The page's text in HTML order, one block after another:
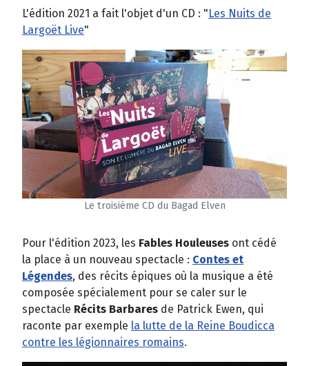
L'édition 2021 a fait l'objet d'un CD : "Les Nuits de
Largoët Live"
Le troisième CD du Bagad Elven
Pour l'édition 2023, les Fables Houleuses ont cédé
la place à un nouveau spectacle : Contes et
Légendes, des récits épiques où la musique a été
composée spécialement pour se caler sur le
spectacle Récits Barbares de Patrick Ewen, qui
raconte par exemple la lutte de la Reine Boudicca
contre les légionnaires romains.